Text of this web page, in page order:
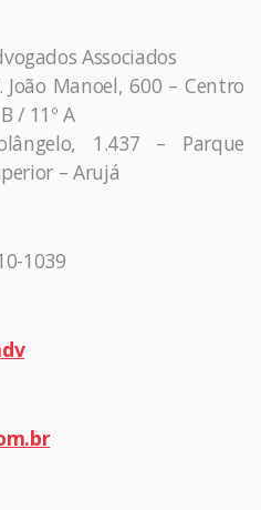
Associados
João Manoel, 600 – Centro
/ 11º A
1.437 – Parque
– Arujá
1039